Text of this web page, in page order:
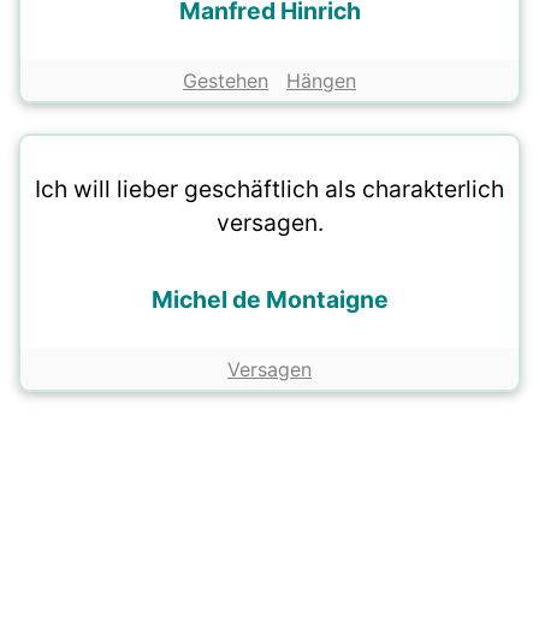
Manfred Hinrich
Gestehen Hängen
Ich will lieber geschäftlich als charakterlich
versagen.
Michel de Montaigne
Versagen